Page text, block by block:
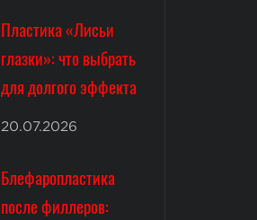
Пластика «Лисьи
глазки»: что выбрать
для долгого эффекта
20.07.2026
Блефаропластика
после филлеров: